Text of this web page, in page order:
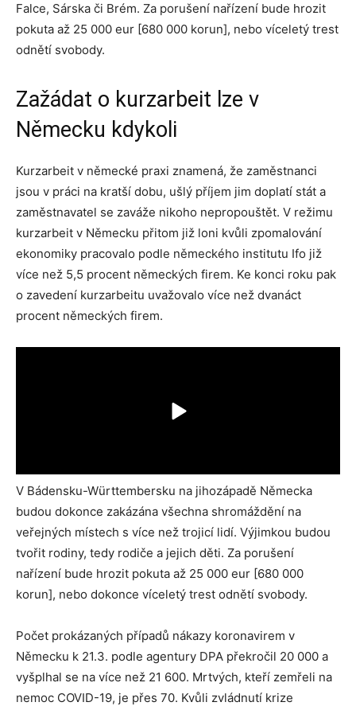
Falce, Sárska či Brém. Za porušení nařízení bude hrozit
pokuta až 25 000 eur [680 000 korun], nebo víceletý trest
odnětí svobody.
Zažádat o kurzarbeit lze v
Německu kdykoli
Kurzarbeit v německé praxi znamená, že zaměstnanci
jsou v práci na kratší dobu, ušlý příjem jim doplatí stát a
zaměstnavatel se zaváže nikoho nepropouštět. V režimu
kurzarbeit v Německu přitom již loni kvůli zpomalování
ekonomiky pracovalo podle německého institutu Ifo již
více než 5,5 procent německých firem. Ke konci roku pak
o zavedení kurzarbeitu uvažovalo více než dvanáct
procent německých firem.
V Bádensku-Württembersku na jihozápadě Německa
budou dokonce zakázána všechna shromáždění na
veřejných místech s více než trojicí lidí. Výjimkou budou
tvořit rodiny, tedy rodiče a jejich děti. Za porušení
nařízení bude hrozit pokuta až 25 000 eur [680 000
korun], nebo dokonce víceletý trest odnětí svobody.
Počet prokázaných případů nákazy koronavirem v
Německu k 21.3. podle agentury DPA překročil 20 000 a
vyšplhal se na více než 21 600. Mrtvých, kteří zemřeli na
nemoc COVID-19, je přes 70. Kvůli zvládnutí krize